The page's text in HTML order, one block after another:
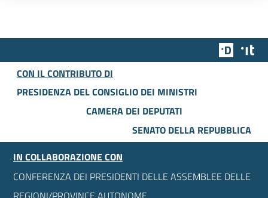
Team
CON IL CONTRIBUTO DI
PRESIDENZA DEL CONSIGLIO DEI MINISTRI
CAMERA DEI DEPUTATI
SENATO DELLA REPUBBLICA
IN COLLABORAZIONE CON
CONFERENZA DEI PRESIDENTI DELLE ASSEMBLEE DELLE